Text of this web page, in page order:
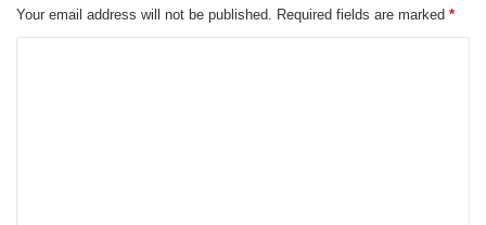
Your email address will not be published. Required fields are marked *